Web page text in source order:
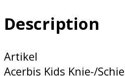
Description
Artikel
Acerbis Kids Knie-/